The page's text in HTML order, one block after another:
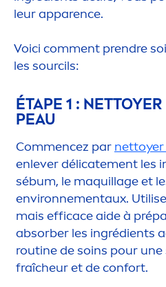
leur apparence.
Voici comment prendre
les sourcils:
ÉTAPE 1 :
PEAU
Commencez par
enlever délicatement les
sébum, le maquillage et
environnementaux.
mais efficace aide à
absorber les ingrédients
routine de soins pour une
fraîcheur et de confort.